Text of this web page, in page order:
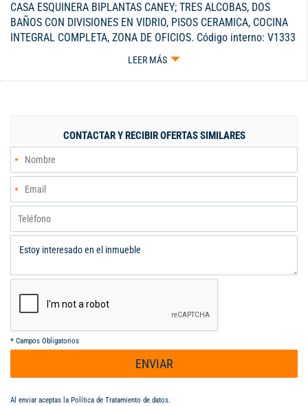
CASA ESQUINERA BIPLANTAS CANEY; TRES ALCOBAS, DOS
BAÑOS CON DIVISIONES EN VIDRIO, PISOS CERAMICA, COCINA
INTEGRAL COMPLETA, ZONA DE OFICIOS. Código interno: V1333
LEER MÁS
CONTACTAR Y RECIBIR OFERTAS SIMILARES
* Campos Obligatorios
ENVIAR
Al enviar aceptas la Política de Tratamiento de datos.